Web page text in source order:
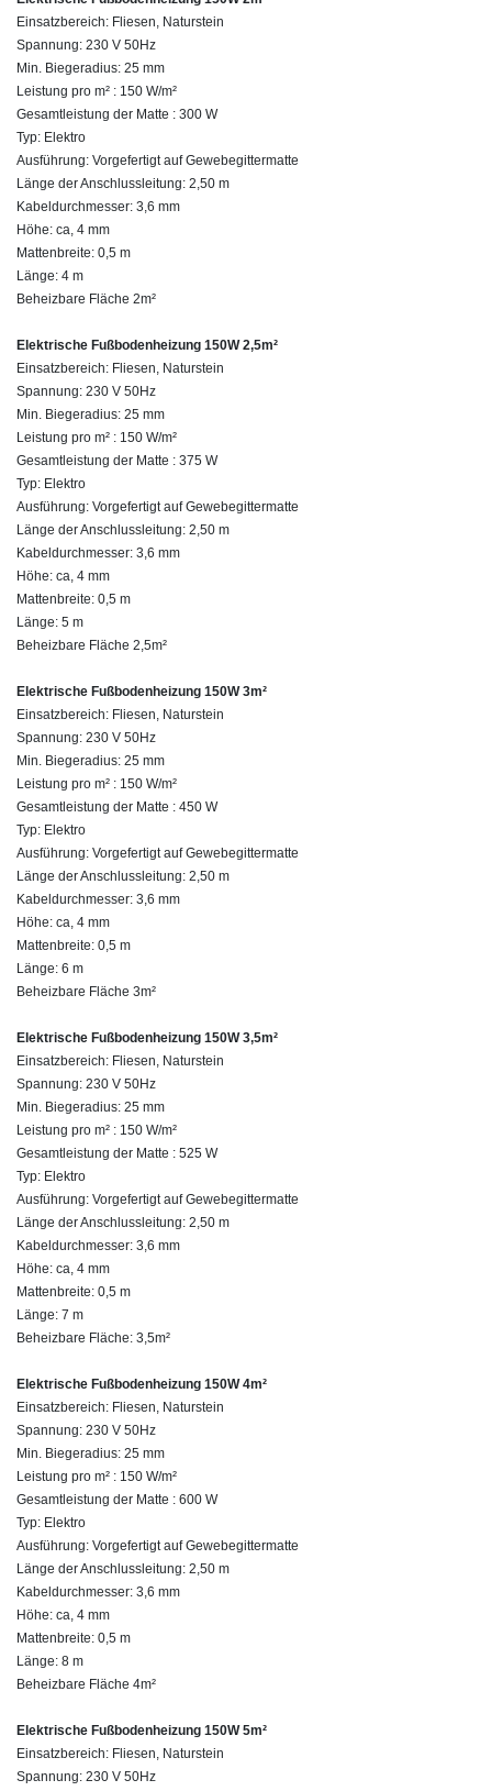
Einsatzbereich: Fliesen, Naturstein
Spannung: 230 V 50Hz
Min. Biegeradius: 25 mm
Leistung pro m² : 150 W/m²
Gesamtleistung der Matte : 300 W
Typ: Elektro
Ausführung: Vorgefertigt auf Gewebegittermatte
Länge der Anschlussleitung: 2,50 m
Kabeldurchmesser: 3,6 mm
Höhe: ca, 4 mm
Mattenbreite: 0,5 m
Länge: 4 m
Beheizbare Fläche 2m²
Elektrische Fußbodenheizung 150W 2,5m²
Einsatzbereich: Fliesen, Naturstein
Spannung: 230 V 50Hz
Min. Biegeradius: 25 mm
Leistung pro m² : 150 W/m²
Gesamtleistung der Matte : 375 W
Typ: Elektro
Ausführung: Vorgefertigt auf Gewebegittermatte
Länge der Anschlussleitung: 2,50 m
Kabeldurchmesser: 3,6 mm
Höhe: ca, 4 mm
Mattenbreite: 0,5 m
Länge: 5 m
Beheizbare Fläche 2,5m²
Elektrische Fußbodenheizung 150W 3m²
Einsatzbereich: Fliesen, Naturstein
Spannung: 230 V 50Hz
Min. Biegeradius: 25 mm
Leistung pro m² : 150 W/m²
Gesamtleistung der Matte : 450 W
Typ: Elektro
Ausführung: Vorgefertigt auf Gewebegittermatte
Länge der Anschlussleitung: 2,50 m
Kabeldurchmesser: 3,6 mm
Höhe: ca, 4 mm
Mattenbreite: 0,5 m
Länge: 6 m
Beheizbare Fläche 3m²
Elektrische Fußbodenheizung 150W 3,5m²
Einsatzbereich: Fliesen, Naturstein
Spannung: 230 V 50Hz
Min. Biegeradius: 25 mm
Leistung pro m² : 150 W/m²
Gesamtleistung der Matte : 525 W
Typ: Elektro
Ausführung: Vorgefertigt auf Gewebegittermatte
Länge der Anschlussleitung: 2,50 m
Kabeldurchmesser: 3,6 mm
Höhe: ca, 4 mm
Mattenbreite: 0,5 m
Länge: 7 m
Beheizbare Fläche: 3,5m²
Elektrische Fußbodenheizung 150W 4m²
Einsatzbereich: Fliesen, Naturstein
Spannung: 230 V 50Hz
Min. Biegeradius: 25 mm
Leistung pro m² : 150 W/m²
Gesamtleistung der Matte : 600 W
Typ: Elektro
Ausführung: Vorgefertigt auf Gewebegittermatte
Länge der Anschlussleitung: 2,50 m
Kabeldurchmesser: 3,6 mm
Höhe: ca, 4 mm
Mattenbreite: 0,5 m
Länge: 8 m
Beheizbare Fläche 4m²
Elektrische Fußbodenheizung 150W 5m²
Einsatzbereich: Fliesen, Naturstein
Spannung: 230 V 50Hz